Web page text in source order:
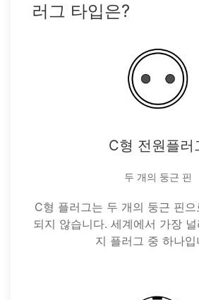
러그 타입은?
C형 전원플러
두 개의 둥근 핀
C형 플러그는 두 개의 둥근 핀
되지 않습니다. 세계에서 가장
지 플러그 중 하나입